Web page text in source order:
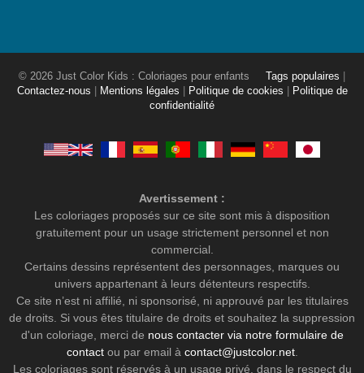
© 2026 Just Color Kids : Coloriages pour enfants Tags populaires
Contactez-nous
Mentions légales Politique de cookies
Politique de
confidentialité
Avertissement :
Les coloriages proposés sur ce site sont mis à disposition
gratuitement pour un usage strictement personnel et non
commercial.
Certains dessins représentent des personnages, marques ou
univers appartenant à leurs détenteurs respectifs.
Ce site n’est ni affilié, ni sponsorisé, ni approuvé par les titulaires
de droits. Si vous êtes titulaire de droits et souhaitez la suppression
d'un coloriage, merci de nous contacter via notre formulaire de
contactou par email à contact@justcolor.net.
Les coloriages sont réservés à un usage privé, dans le respect du